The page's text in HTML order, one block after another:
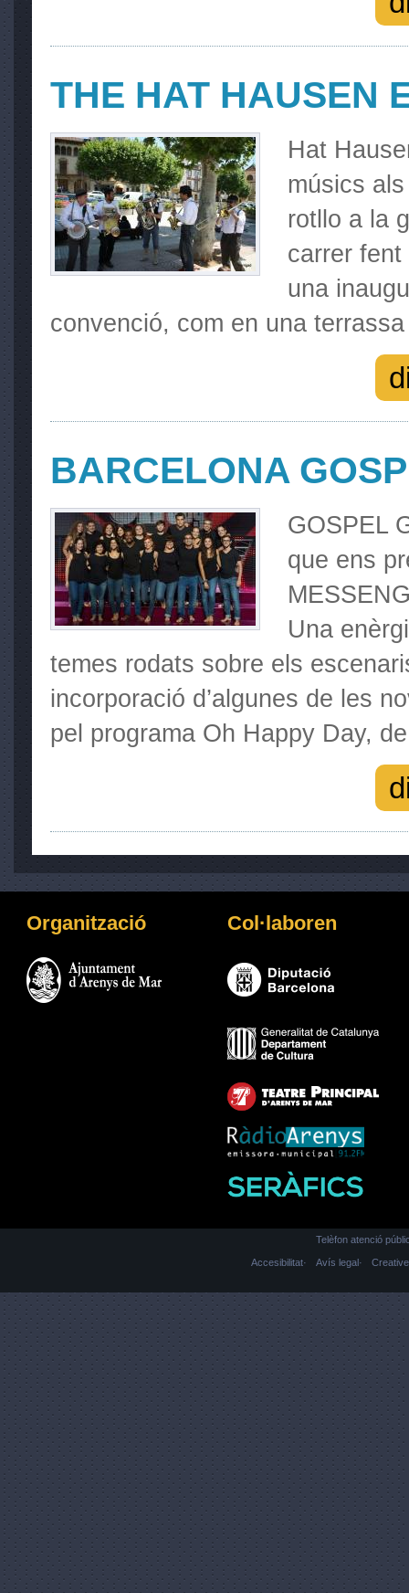
THE HAT HAUSEN
Hat
músics
rotllo a la
carrer
una
convenció, com en una
BARCELONA
GOSPEL
que ens
Una
temes rodats sobre els
incorporació d’algunes de les
pel programa Oh Happy Day,
Organització Col·laboren
Telèfon atenció
Accesibilitat Avís legal